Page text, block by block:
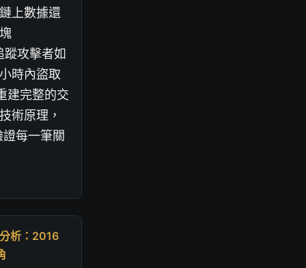
上數據還
攻擊者如
時內盜取
建完整的交
術原理，
每一筆關
析：2016